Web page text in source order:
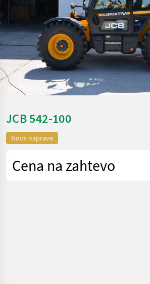
JCB 542-100
Nove naprave
Cena na zahtevo